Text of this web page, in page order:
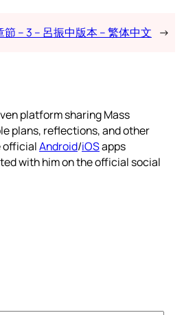
節 – 3 – 呂振中版本 – 繁体中文 →
platform sharing Mass
plans, reflections, and other
officialAndroid/iOSapps
with him on the official social